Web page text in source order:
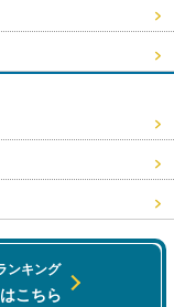
ンキング
はこちら